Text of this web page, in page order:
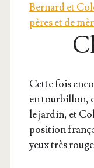
Bernard et
pères et de
Cette fois
en tour­billon,
le jar­din, et
po­si­tion
yeux très